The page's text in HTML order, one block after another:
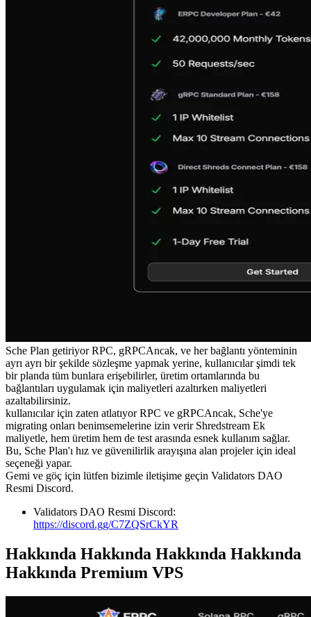
Sche Plan getiriyor RPC, gRPCAncak, ve her bağlantı yönteminin
ayrı ayrı bir şekilde sözleşme yapmak yerine, kullanıcılar şimdi tek
bir planda tüm bunlara erişebilirler, üretim ortamlarında bu
bağlantıları uygulamak için maliyetleri azaltırken maliyetleri
azaltabilirsiniz.
kullanıcılar için zaten atlatıyor RPC ve gRPCAncak, Sche'ye
migrating onları benimsemelerine izin verir Shredstream Ek
maliyetle, hem üretim hem de test arasında esnek kullanım sağlar.
Bu, Sche Plan'ı hız ve güvenilirlik arayışına alan projeler için ideal
seçeneği yapar.
Gemi ve göç için lütfen bizimle iletişime geçin Validators DAO
Resmi Discord.
Validators DAO Resmi Discord:
https://discord.gg/C7ZQSrCkYR
Hakkında Hakkında Hakkında Hakkında
Hakkında Premium VPS